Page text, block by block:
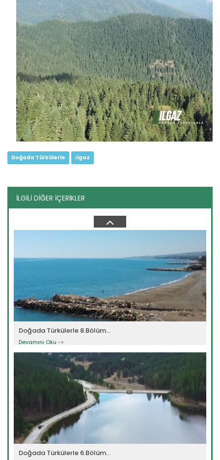
Doğada Türkülerle ılgaz
İLGİLİ DİĞER İÇERİKLER
Doğada Türkülerle 1.Bölüm...
Devamını Oku ->
Doğada Türkülerle - Tanıtım
Doğada Türkülerle 8.Bölüm...
Devamını Oku ->
Doğada Türkülerle 6.Bölüm...